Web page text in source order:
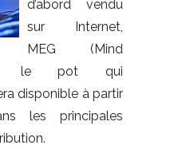
d’abord vendu
sur Internet,
MEG (Mind
le pot qui
disponible à partir
les principales